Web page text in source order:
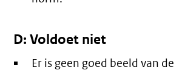
D: Voldoet niet
Er is geen goed beeld van de